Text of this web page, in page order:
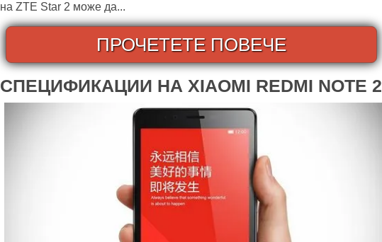
на ZTE Star 2 може да...
ПРОЧЕТЕТЕ ПОВЕЧЕ
СПЕЦИФИКАЦИИ НА XIAOMI REDMI NOTE 2